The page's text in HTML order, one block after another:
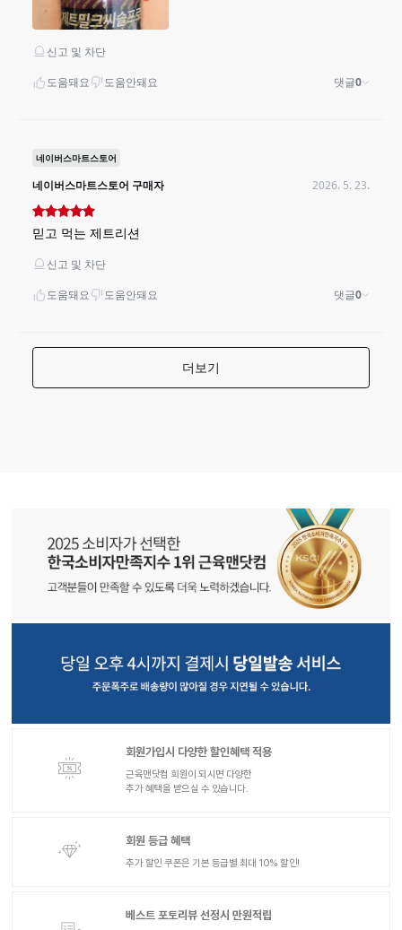
회원가입시 다양한 할인혜택 적용
근육맨닷컴 회원이 되시면 다양한
추가 혜택을 받으실 수 있습니다.
회원 등급 혜택
추가 할인 쿠폰은 기본 등급별 최대 10% 할인!
베스트 포토리뷰 선정시 만원적립